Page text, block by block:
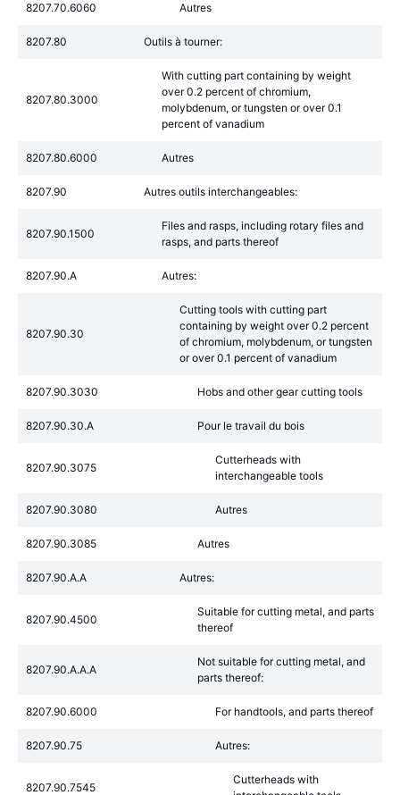
8207.70.6060 Autres
8207.80 Outils à tourner:
8207.80.3000
With cutting part containing by weight
over 0.2 percent of chromium,
molybdenum, or tungsten or over 0.1
percent of vanadium
8207.80.6000 Autres
8207.90 Autres outils interchangeables:
8207.90.1500
Files and rasps, including rotary files and
rasps, and parts thereof
8207.90.A Autres:
8207.90.30
Cutting tools with cutting part
containing by weight over 0.2 percent
of chromium, molybdenum, or tungsten
or over 0.1 percent of vanadium
8207.90.3030 Hobs and other gear cutting tools
8207.90.30.A Pour le travail du bois
8207.90.3075
Cutterheads with
interchangeable tools
8207.90.3080 Autres
8207.90.3085 Autres
8207.90.A.A Autres:
8207.90.4500
Suitable for cutting metal, and parts
thereof
8207.90.A.A.A
Not suitable for cutting metal, and
parts thereof:
8207.90.6000 For handtools, and parts thereof
8207.90.75 Autres:
8207.90.7545
Cutterheads with